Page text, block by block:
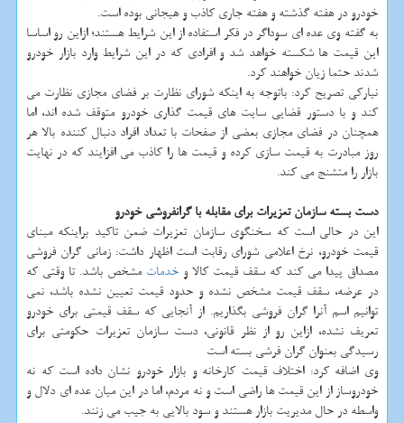
خودرو در هفته گذشته و هفته جاری کاذب و هیجانی بوده است.
به گفته وی عده ای سوداگر در فکر استفاده از این شرایط هستند؛ ازاین رو اساسا
این قیمت ها شکسته خواهد شد و افرادی که در این شرایط وارد بازار خودرو
شدند حتما زیان خواهند کرد.
نیارکی تصریح کرد: باتوجه به اینکه شورای نظارت بر فضای مجازی نظارت می
کند و با دستور قضایی سایت های قیمت گذاری خودرو متوقف شده اند، اما
همچنان در فضای مجازی بعضی از صفحات با تعداد افراد دنبال کننده بالا هر
روز مبادرت به قیمت سازی کرده و قیمت ها را کاذب می افزایند که در نهایت
بازار را متشنج می کند.
دست بسته سازمان تعزیرات برای مقابله با گرانفروشی خودرو
این در حالی است که سخنگوی سازمان تعزیرات ضمن تاکید براینکه مبنای
قیمت خودرو، نرخ اعلامی شورای رقابت است اظهار داشت: زمانی گران فروشی
مصداق پیدا می کند که سقف قیمت کالا و خدمات مشخص باشد. تا وقتی که
در عرضه، سقف قیمت مشخص نشده و حدود قیمت تعیین نشده باشد، نمی
توانیم اسم آنرا گران فروشی بگذاریم. از آنجایی که سقف قیمتی برای خودرو
تعریف نشده، ازاین رو از نظر قانونی، دست سازمان تعزیرات حکومتی برای
رسیدگی بعنوان گران فرشی بسته است
وی اضافه کرد: اختلاف قیمت کارخانه و بازار خودرو نشان داده است که نه
خودروساز از این قیمت ها راضی است و نه مردم، اما در این میان عده ای دلال و
واسطه در حال مدیریت بازار هستند و سود بالایی به جیب می زنند.